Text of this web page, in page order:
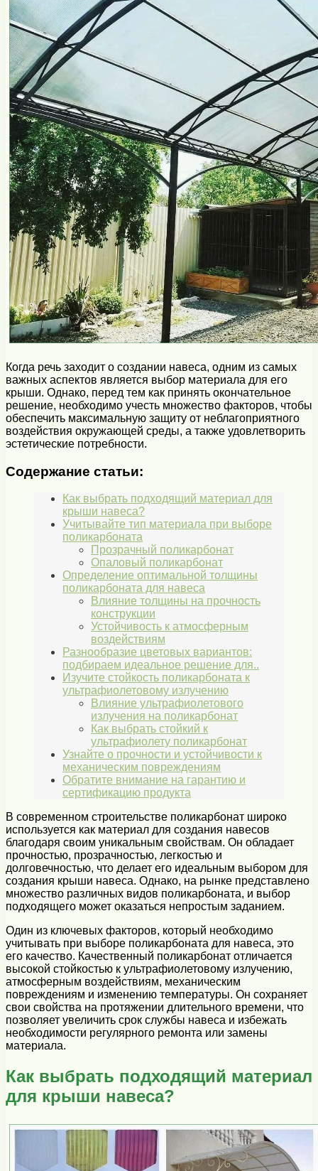
Когда речь заходит о создании навеса, одним из самых
важных аспектов является выбор материала для его
крыши. Однако, перед тем как принять окончательное
решение, необходимо учесть множество факторов, чтобы
обеспечить максимальную защиту от неблагоприятного
воздействия окружающей среды, а также удовлетворить
эстетические потребности.
Содержание статьи:
Как выбрать подходящий материал для
крыши навеса?
Учитывайте тип материала при выборе
поликарбоната
Прозрачный поликарбонат
Опаловый поликарбонат
Определение оптимальной толщины
поликарбоната для навеса
Влияние толщины на прочность
конструкции
Устойчивость к атмосферным
воздействиям
Разнообразие цветовых вариантов:
подбираем идеальное решение для..
Изучите стойкость поликарбоната к
ультрафиолетовому излучению
Влияние ультрафиолетового
излучения на поликарбонат
Как выбрать стойкий к
ультрафиолету поликарбонат
Узнайте о прочности и устойчивости к
механическим повреждениям
Обратите внимание на гарантию и
сертификацию продукта
В современном строительстве поликарбонат широко
используется как материал для создания навесов
благодаря своим уникальным свойствам. Он обладает
прочностью, прозрачностью, легкостью и
долговечностью, что делает его идеальным выбором для
создания крыши навеса. Однако, на рынке представлено
множество различных видов поликарбоната, и выбор
подходящего может оказаться непростым заданием.
Один из ключевых факторов, который необходимо
учитывать при выборе поликарбоната для навеса, это
его качество. Качественный поликарбонат отличается
высокой стойкостью к ультрафиолетовому излучению,
атмосферным воздействиям, механическим
повреждениям и изменению температуры. Он сохраняет
свои свойства на протяжении длительного времени, что
позволяет увеличить срок службы навеса и избежать
необходимости регулярного ремонта или замены
материала.
Как выбрать подходящий материал
для крыши навеса?